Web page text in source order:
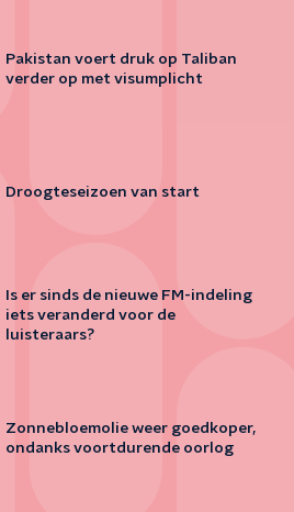
Pakistan voert druk op Taliban
verder op met visumplicht
Droogteseizoen van start
Is er sinds de nieuwe FM-indeling
iets veranderd voor de
luisteraars?
Zonnebloemolie weer goedkoper,
ondanks voortdurende oorlog